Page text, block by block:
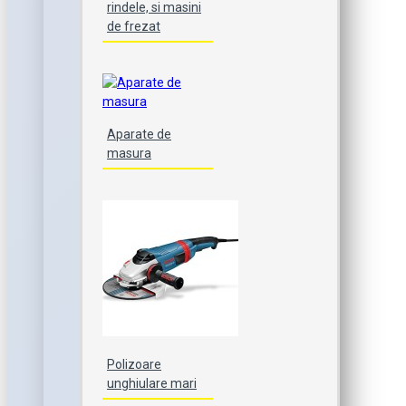
rindele, si masini
de frezat
Aparate de
masura
Polizoare
unghiulare mari